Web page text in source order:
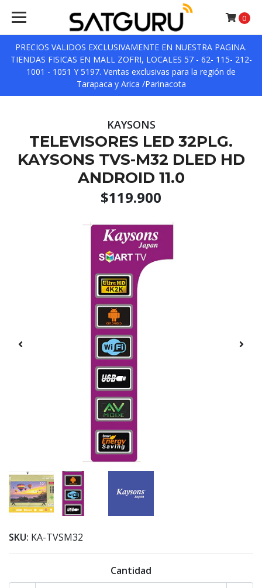
PRECIOS VALIDOS EXCLUSIVAMENTE EN NUESTRA PAGINA.
TIENDAS FISICAS EN MALL ZOFRI, LOCALES 57 - 62- 115- 212-
1001 - 1051 Y 5197. Ventas exclusivas para la región de
Tarapaca y Arica /Parinacota
0
KAYSONS
TELEVISORES LED 32PLG.
KAYSONS TVS-M32 DLED HD
ANDROID 11.0
$119.900
SKU: KA-TVSM32
Cantidad